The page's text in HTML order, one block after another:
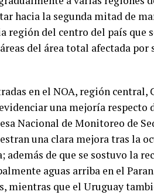
hacia la segunda mitad de
región del centro del país que
del área total afectada por
en el NOA, región central,
una mejoría respecto
Nacional de Monitoreo de
una clara mejora tras la
además de que se sostuvo la
aguas arriba en el
mientras que el Uruguay